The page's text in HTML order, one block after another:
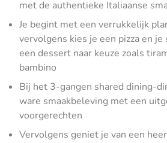
met de authentieke Italiaanse
Je begint met een verrukkelijk
vervolgens kies je een pizza en
een dessert naar keuze zoals
bambino
Bij het 3-gangen shared dining-
ware smaakbeleving met een
voorgerechten
Vervolgens geniet je van een